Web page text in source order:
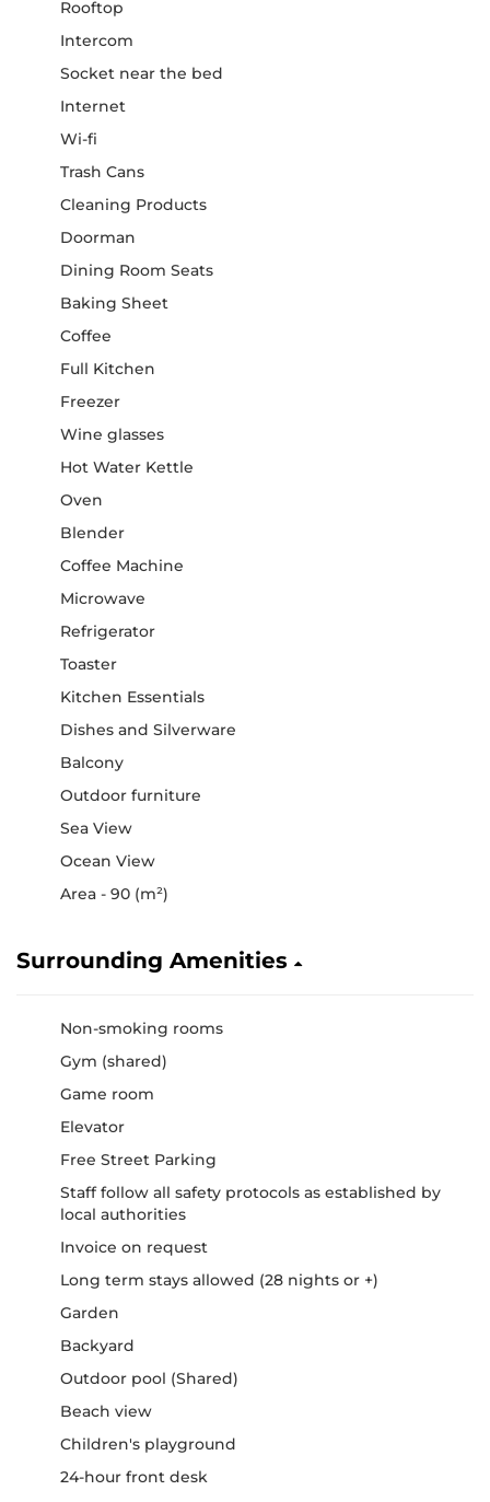
Rooftop
Intercom
Socket near the bed
Internet
Wi-fi
Trash Cans
Cleaning Products
Doorman
Dining Room Seats
Baking Sheet
Coffee
Full Kitchen
Freezer
Wine glasses
Hot Water Kettle
Oven
Blender
Coffee Machine
Microwave
Refrigerator
Toaster
Kitchen Essentials
Dishes and Silverware
Balcony
Outdoor furniture
Sea View
Ocean View
Area - 90 (m²)
Surrounding Amenities
Non-smoking rooms
Gym (shared)
Game room
Elevator
Free Street Parking
Staff follow all safety protocols as established by
local authorities
Invoice on request
Long term stays allowed (28 nights or +)
Garden
Backyard
Outdoor pool (Shared)
Beach view
Children's playground
24-hour front desk